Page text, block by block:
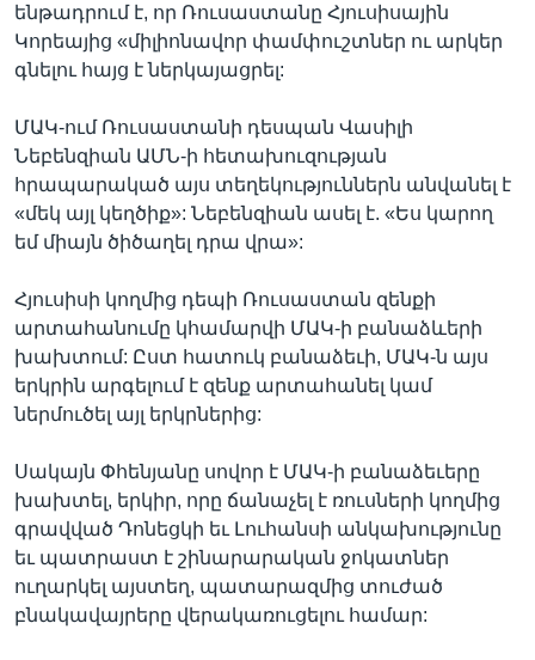
ենթադրում է, որ Ռուսաստանը Հյուսիսային
Կորեայից «միլիոնավոր փամփուշտներ ու արկեր
գնելու հայց է ներկայացրել:
ՄԱԿ-ում Ռուսաստանի դեսպան Վասիլի
Նեբենզիան ԱՄՆ-ի հետախուզության
հրապարակած այս տեղեկություններն անվանել է
«մեկ այլ կեղծիք»: Նեբենզիան ասել է. «Ես կարող
եմ միայն ծիծաղել դրա վրա»:
Հյուսիսի կողմից դեպի Ռուսաստան զենքի
արտահանումը կհամարվի ՄԱԿ-ի բանաձևերի
խախտում: Ըստ հատուկ բանաձեւի, ՄԱԿ-ն այս
երկրին արգելում է զենք արտահանել կամ
ներմուծել այլ երկրներից:
Սակայն Փհենյանը սովոր է ՄԱԿ-ի բանաձեւերը
խախտել, երկիր, որը ճանաչել է ռուսների կողմից
գրավված Դոնեցկի եւ Լուհանսի անկախությունը
եւ պատրաստ է շինարարական ջոկատներ
ուղարկել այստեղ, պատարազմից տուժած
բնակավայրերը վերակառուցելու համար: